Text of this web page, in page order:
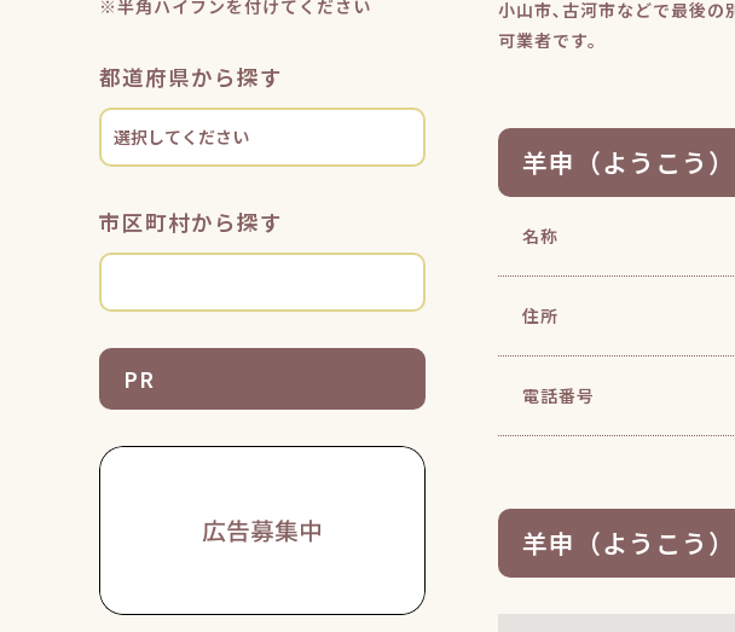
※半角ハイフンを付けてください
都道府県から探す
市区町村から探す
PR
小山市､古河市などで最後の
可業者です。
羊申（ようこう
名称
住所
電話番号
羊申（ようこう